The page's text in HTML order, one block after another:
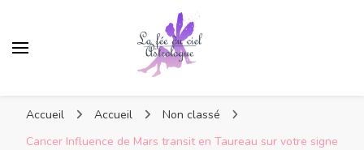
Accueil Accueil
Non classé
Cancer Influence de Mars transit en Taureau sur votre signe